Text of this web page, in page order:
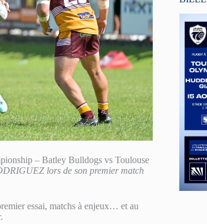
– Batley Bulldogs vs Toulouse
lors de son premier match
essai, matchs à enjeux… et au